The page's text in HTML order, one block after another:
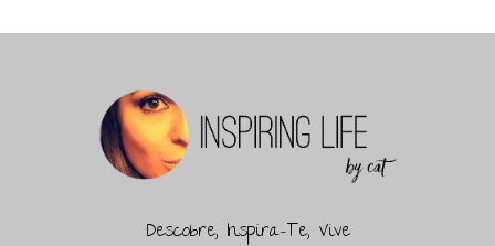
Descobre, Inspira-Te, Vive